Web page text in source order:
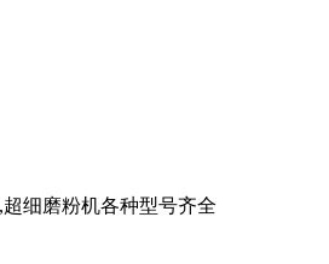
细磨粉机各种型号齐全